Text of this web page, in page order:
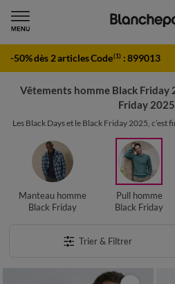
-50% dès 2 articles Code(1) :899013
Vêtements homme Black Friday
Friday 2025
Les Black Days et le Black Friday 2025, c’est
Manteau homme
Black Friday
Pull homme
Black Friday
Trier & Filtrer